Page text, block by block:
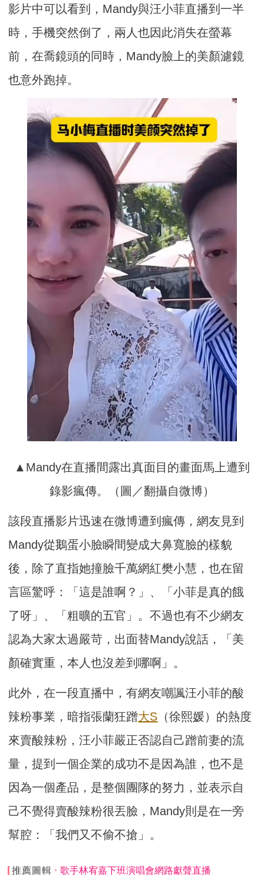
影片中可以看到，Mandy與汪小菲直播到一半
時，手機突然倒了，兩人也因此消失在螢幕
前，在喬鏡頭的同時，Mandy臉上的美顏濾鏡
也意外跑掉。
▲Mandy在直播間露出真面目的畫面馬上遭到
錄影瘋傳。（圖／翻攝自微博）
該段直播影片迅速在微博遭到瘋傳，網友見到
Mandy從鵝蛋小臉瞬間變成大鼻寬臉的樣貌
後，除了直指她撞臉千萬網紅樊小慧，也在留
言區驚呼：「這是誰啊？」、「小菲是真的餓
了呀」、「粗曠的五官」。不過也有不少網友
認為大家太過嚴苛，出面替Mandy說話，「美
顏確實重，本人也沒差到哪啊」。
此外，在一段直播中，有網友嘲諷汪小菲的酸
辣粉事業，暗指張蘭狂蹭大S （徐熙媛）的熱度
來賣酸辣粉，汪小菲嚴正否認自己蹭前妻的流
量，提到一個企業的成功不是因為誰，也不是
因為一個產品，是整個團隊的努力，並表示自
己不覺得賣酸辣粉很丟臉，Mandy則是在一旁
幫腔：「我們又不偷不搶」。
推薦圖輯 歌手林宥嘉下班演唱會網路獻聲直播